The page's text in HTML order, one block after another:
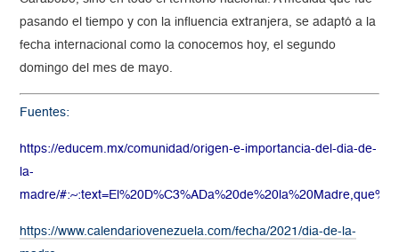
pasando el tiempo y con la influencia extranjera, se adaptó a la
fecha internacional como la conocemos hoy, el segundo
domingo del mes de mayo.
Fuentes:
https://educem.mx/comunidad/origen-e-importancia-del-dia-de-
la-
madre/
https://www.calendariovenezuela.com/fecha/2021/dia-de-la-